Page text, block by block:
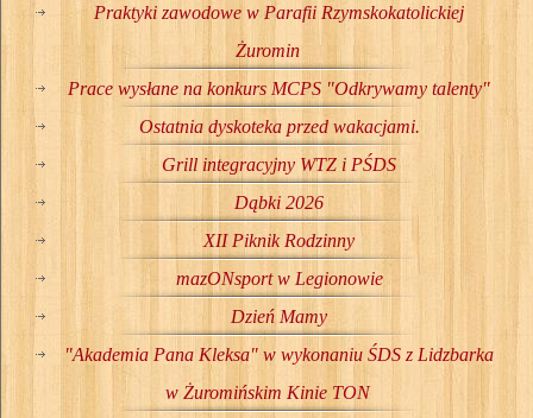
Praktyki zawodowe w Parafii Rzymskokatolickiej
Żuromin
Prace wysłane na konkurs MCPS "Odkrywamy talenty"
Ostatnia dyskoteka przed wakacjami.
Grill integracyjny WTZ i PŚDS
Dąbki 2026
XII Piknik Rodzinny
mazONsport w Legionowie
Dzień Mamy
"Akademia Pana Kleksa" w wykonaniu ŚDS z Lidzbarka
w Żuromińskim Kinie TON